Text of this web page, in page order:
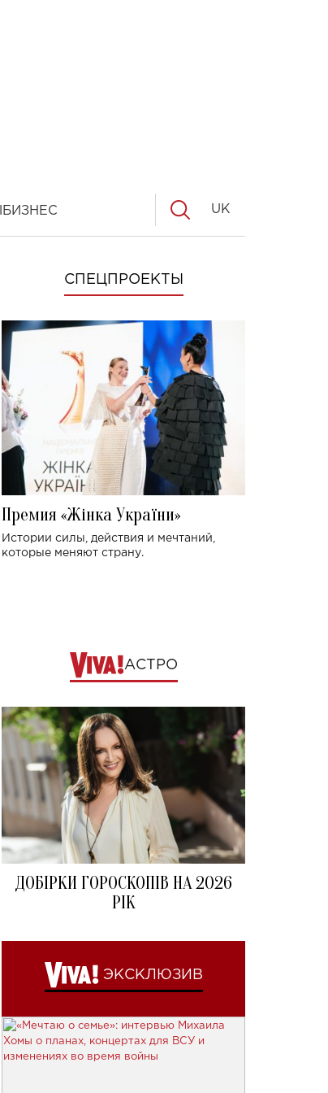
БИЗНЕС UK
СПЕЦПРОЕКТЫ
Премия «Жінка України»
Истории силы, действия и мечтаний,
которые меняют страну.
АСТРО
ДОБІРКИ ГОРОСКОПІВ НА 2026
РІК
ЭКСКЛЮЗИВ